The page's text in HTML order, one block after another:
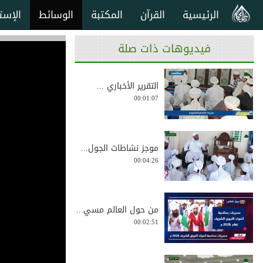
الوسائط المكتبة القرآن الرئيسية
فيديوهات ذات صلة
التقرير الأخباري ...
00:01:07
موجز نشاطات الجول...
00:04:26
من حول العالم مسي...
00:02:51